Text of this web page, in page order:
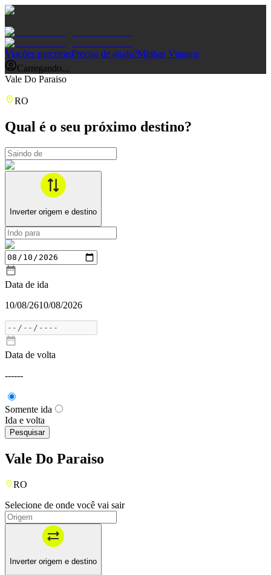
Viações parceirasPrecisa de ajuda?Minhas Viagens
Carregando...
Vale Do Paraiso
RO
Qual é o seu próximo destino?
Inverter origem e destino
Data de ida
10/08/2610/08/2026
Data de volta
------
Somente ida
Ida e volta
Pesquisar
Vale Do Paraiso
RO
Selecione de onde você vai sair
Inverter origem e destino